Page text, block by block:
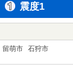
震度1
留萌市 石狩市